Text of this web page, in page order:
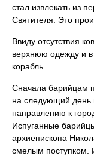
стал извлекать из
Святителя. Это
Ввиду отсутствия
верхнюю одежду и
корабль.
Сначала барийцам
на следующий день
направлению к
Испуганные
архиепископа
смелым поступком.